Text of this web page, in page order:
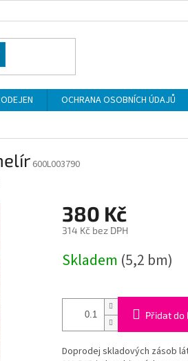
OCHRANA OSOBNÍCH ÚDAJŮ
600L003790
380 Kč
314 Kč bez DPH
cena:
Skladem (5,2 bm)
Přidat do
Doprodej skladových zásob